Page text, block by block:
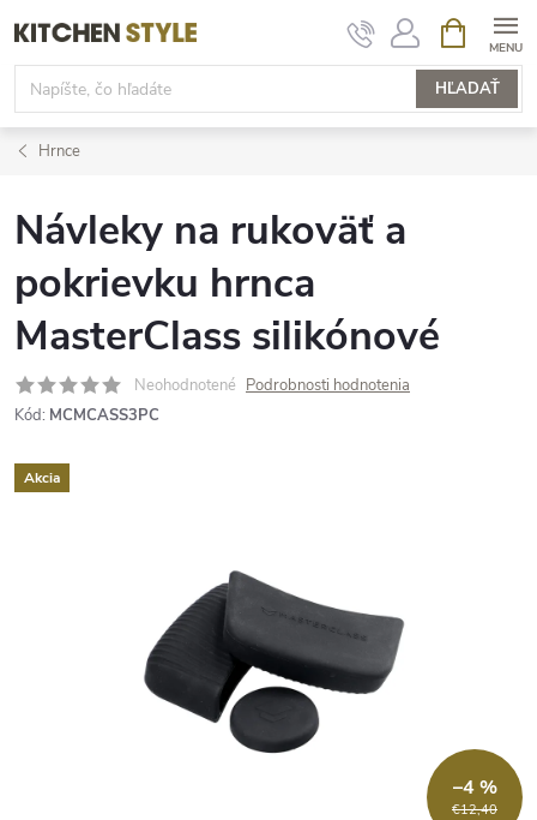
na
obsah
HĽADAŤ
KOŠÍK
Hrnce
Návleky na rukoväť a
pokrievku hrnca
MasterClass silikónové
Neohodnotené Podrobnosti hodnotenia
Kód: MCMCASS3PC
Akcia
€12,40
–4 %